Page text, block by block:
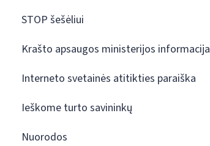
STOP šešėliui
Krašto apsaugos ministerijos informacija
Interneto svetainės atitikties paraiška
Ieškome turto savininkų
Nuorodos